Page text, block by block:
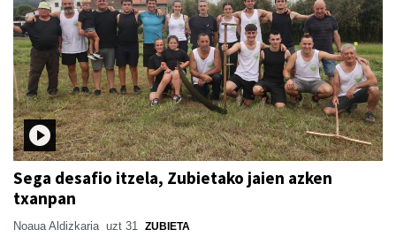
Sega desafio itzela, Zubietako jaien azken
txanpan
Noaua Aldizkaria uzt 31 ZUBIETA